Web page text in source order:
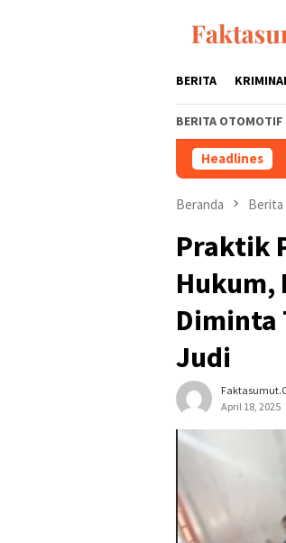
BERITA
BERITA OTOMOTIF
Headlines
Beranda Berita
Praktik
Hukum,
Diminta
Judi
April 18, 2025